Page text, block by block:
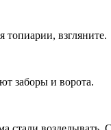
топиарии, взгляните.
заборы и ворота.